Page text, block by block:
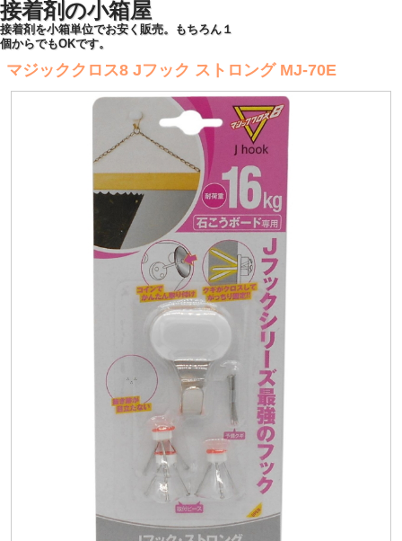
接着剤の小箱屋
接着剤を小箱単位でお安く販売。もちろん１
個からでもOKです。
マジッククロス8 Jフック ストロング MJ-70E